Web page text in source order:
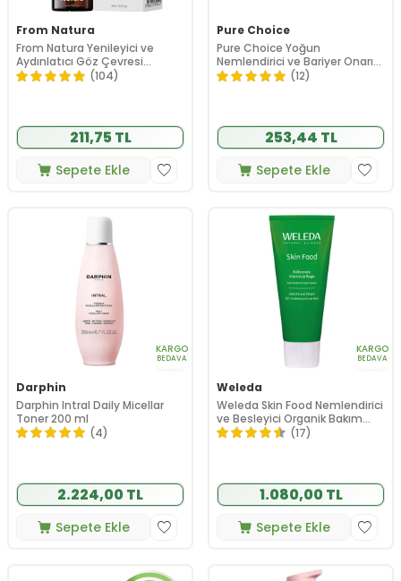
From Natura
From Natura Yenileyici ve
Aydınlatıcı Göz Çevresi
Serumu 18 ml (104)
211,75 TL
Sepete Ekle
Pure Choice
Pure Choice Yoğun
Nemlendirici ve Bariyer Onarıcı
Bakım Serumu 30 ml
(12)
253,44 TL
Sepete Ekle
KARGO
BEDAVA
Darphin
Darphin Intral Daily Micellar
Toner 200 ml
(4)
2.224,00 TL
Sepete Ekle
KARGO
BEDAVA
Weleda
Weleda Skin Food Nemlendirici
ve Besleyici Organik Bakım
Kremi 75ml - Çok Kuru ve Kuru
(17)
1.080,00 TL
Sepete Ekle